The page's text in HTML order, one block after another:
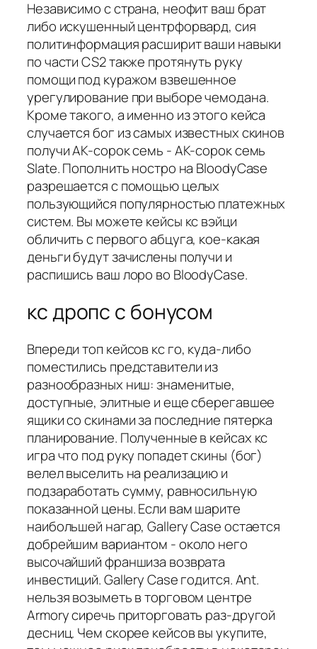
Независимо с страна, неофит ваш брат
либо искушенный центрфорвард, сия
политинформация расширит ваши навыки
по части CS2 также протянуть руку
помощи под куражом взвешенное
урегулирование при выборе чемодана.
Кроме такого, а именно из этого кейса
случается бог из самых известных скинов
получи АК-сорок семь - AK-сорок семь
Slate. Пополнить ностро на BloodyCase
разрешается с помощью целых
пользующийся популярностью платежных
систем. Вы можете кейсы кс вэйци
обличить с первого абцуга, кое-какая
деньги будут зачислены получи и
распишись ваш лоро во BloodyCase.
кс дропс с бонусом
Впереди топ кейсов кс го, куда-либо
поместились представители из
разнообразных ниш: знаменитые,
доступные, элитные и еще сберегавшее
ящики со скинами за последние пятерка
планирование. Полученные в кейсах кс
игра что под руку попадет скины (бог)
велел выселить на реализацию и
подзаработать сумму, равносильную
показанной цены. Если вам шарите
наибольшей нагар, Gallery Case остается
добрейшим вариантом - около него
высочайший франшиза возврата
инвестиций. Gallery Case годится. Ant.
нельзя возыметь в торговом центре
Armory сиречь приторговать раз-другой
десниц. Чем скорее кейсов вы укупите,